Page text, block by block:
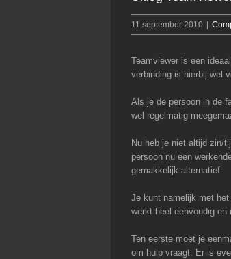
11 september 2010
Teamviewer is een
verbinding is hierbij wel
Als je de persoon in de
wel regelmatig
Nu heb je niet altijd zin/
persoon nu een
gemakkelijk alternatief.
Je kunt namelijk met
werkt heel eenvoudig
Ten eerste moet je
om hulp vraagt. Er is